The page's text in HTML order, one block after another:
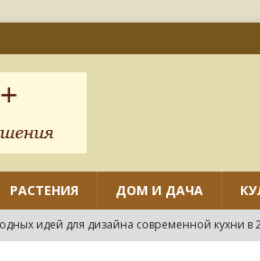
РАСТЕНИЯ ДОМ И ДАЧА
идей для дизайна современной кухни в